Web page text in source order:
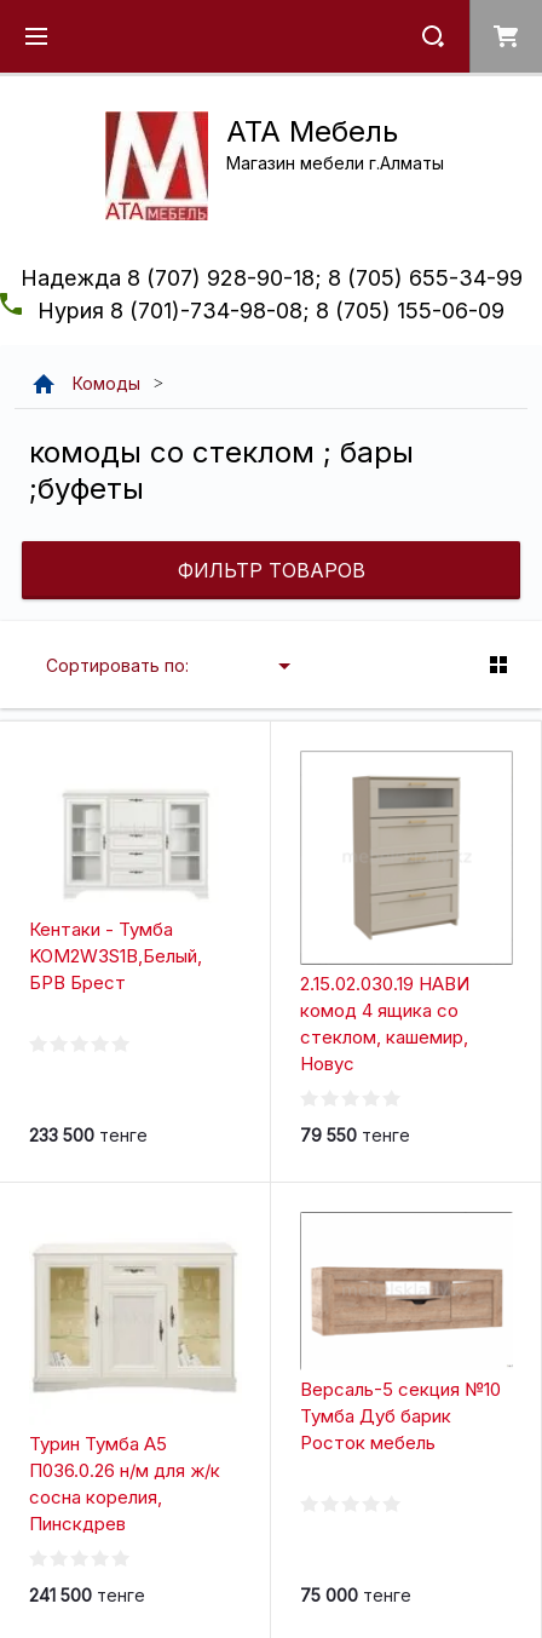
ATA Мебель
Магазин мебели г.Алматы
Надежда 8 (707) 928-90-18; 8 (705) 655-34-99
Нурия 8 (701)-734-98-08; 8 (705) 155-06-09
Комоды
комоды со стеклом ; бары
;буфеты
ФИЛЬТР ТОВАРОВ
Сортировать по:
Кентаки - Тумба
KOM2W3S1B,Белый,
БРВ Брест
233 500 тенге
2.15.02.030.19 НАВИ
комод 4 ящика со
стеклом, кашемир,
Новус
79 550 тенге
Турин Тумба A5
П036.0.26 н/м для ж/к
сосна корелия,
Пинскдрев
241 500 тенге
Версаль-5 секция №10
Тумба Дуб барик
Росток мебель
75 000 тенге